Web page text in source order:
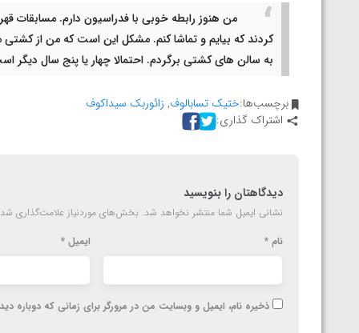
کردند که بیایم و تماشا کنم. مشکل این است که من از کشتی
به سالن های کشتی برگردم. احتمالا چهار یا پنج سال دیگر
برچسب‌ها:ختیک تسابالوف, زائوربک سیداکوف
اشتراک گذاری:
دیدگاهتان را بنویسید
نشانی ایمیل شما منتشر نخواهد شد. بخش‌های موردنیاز علامت‌گذاری
نام * ایمیل*
ذخیره نام، ایمیل و وبسایت من در مرورگر برای زمانی که دوباره